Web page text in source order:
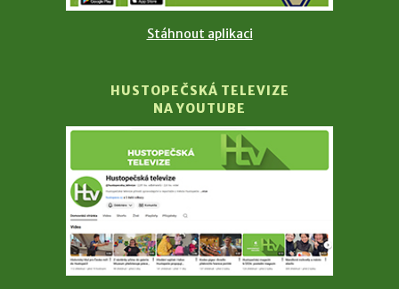
Stáhnout aplikaci
HUSTOPEČSKÁ TELEVIZE
NA YOUTUBE